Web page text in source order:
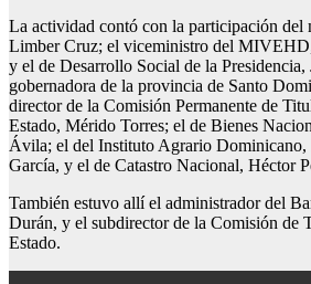
La actividad contó con la participación del
Limber Cruz; el viceministro del
y el de Desarrollo Social de la Presidencia,
gobernadora de la provincia de Santo
director de la Comisión Permanente de
Estado, Mérido Torres; el de Bienes
Ávila; el del Instituto Agrario Dominicano,
García, y el de Catastro Nacional, Héctor
También estuvo allí el administrador del
Durán, y el subdirector de la Comisión de
Estado.